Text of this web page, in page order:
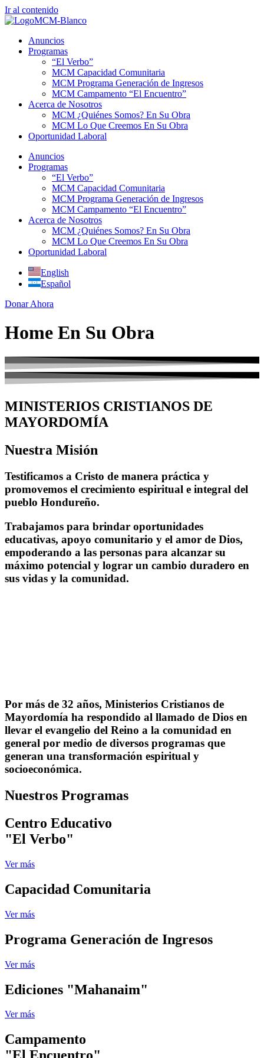
Ir al contenido
Anuncios
Programas
“El Verbo”
MCM Capacidad Comunitaria
MCM Programa Generación de Ingresos
MCM Campamento “El Encuentro”
Acerca de Nosotros
MCM ¿Quiénes Somos? En Su Obra
MCM Lo Que Creemos En Su Obra
Oportunidad Laboral
Anuncios
Programas
“El Verbo”
MCM Capacidad Comunitaria
MCM Programa Generación de Ingresos
MCM Campamento “El Encuentro”
Acerca de Nosotros
MCM ¿Quiénes Somos? En Su Obra
MCM Lo Que Creemos En Su Obra
Oportunidad Laboral
English
Español
Donar Ahora
Home En Su Obra
MINISTERIOS CRISTIANOS DE
MAYORDOMÍA
Nuestra Misión
Testificamos a Cristo de manera práctica y
promovemos el crecimiento espiritual e integral del
pueblo Hondureño.
Trabajamos para brindar oportunidades
educativas, apoyo comunitario y el amor de Dios,
empoderando a las personas para alcanzar su
máximo potencial y lograr un cambio duradero en
sus vidas y la comunidad.
Por más de 32 años, Ministerios Cristianos de
Mayordomía ha respondido al llamado de Dios en
llevar el evangelio del Reino a la comunidad en
general por medio de diversos programas que
generan una transformación espiritual y
socioeconómica.
Nuestros Programas
Centro Educativo
"El Verbo"
Ver más
Capacidad Comunitaria
Ver más
Programa Generación de Ingresos
Ver más
Ediciones "Mahanaim"
Ver más
Campamento